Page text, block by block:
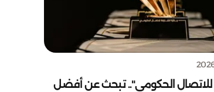
للاتصال الحكومي".. تبحث عن أفضل